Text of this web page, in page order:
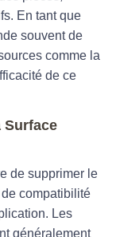
En tant que
souvent de
comme la
de ce
Surface
de supprimer le
compatibilité
Les
généralement